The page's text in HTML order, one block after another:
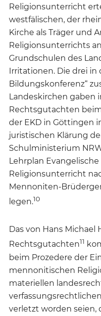
Religionsunterricht
westfälischen, der
Kirche als Träger und
Religionsunterrichts
Grundschulen des
Irritationen. Die drei in
Bildungskonferenz“
Landeskirchen gaben
Rechtsgutachten
der EKD in Göttingen
juristischen Klärung
Schulministerium
Lehrplan
Religionsunterricht
Mennoniten-
legen.10
Das von Hans
Rechtsgutachten11
beim Prozedere der
mennonitischen
materiellen
verletzt worden seien,